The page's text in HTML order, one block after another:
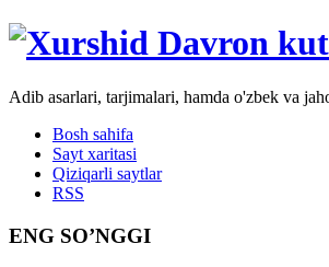
Adib asarlari, tarjimalari, hamda o'zbek va
Bosh sahifa
Sayt xaritasi
Qiziqarli saytlar
RSS
ENG SO’NGGI